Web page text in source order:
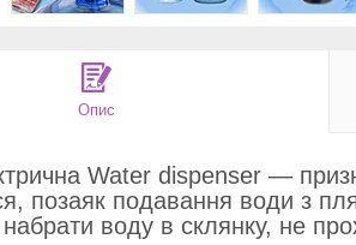
Опис
Water dispenser —
позаяк подавання води з
набрати воду в склянку, не